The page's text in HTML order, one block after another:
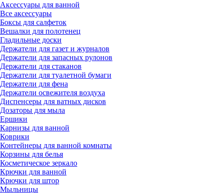
Аксессуары для ванной
Все аксессуары
Боксы для салфеток
Вешалки для полотенец
Гладильные доски
Держатели для газет и журналов
Держатели для запасных рулонов
Держатели для стаканов
Держатели для туалетной бумаги
Держатели для фена
Держатели освежителя воздуха
Диспенсеры для ватных дисков
Дозаторы для мыла
Ершики
Карнизы для ванной
Коврики
Контейнеры для ванной комнаты
Корзины для белья
Косметическое зеркало
Крючки для ванной
Крючки для штор
Мыльницы